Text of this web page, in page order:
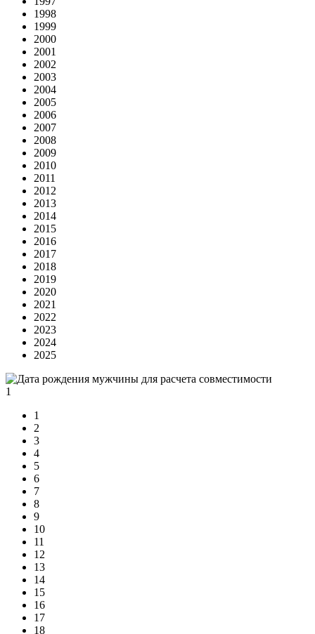
1998
1999
2000
2001
2002
2003
2004
2005
2006
2007
2008
2009
2010
2011
2012
2013
2014
2015
2016
2017
2018
2019
2020
2021
2022
2023
2024
2025
1
1
2
3
4
5
6
7
8
9
10
11
12
13
14
15
16
17
18